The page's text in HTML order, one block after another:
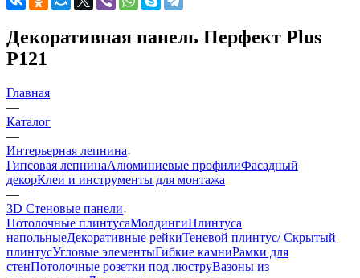
Декоративная панель Перфект Plus
Р121
Главная
—
Каталог
—
Интерьерная лепнина
Гипсовая лепнинаАлюминиевые профилиФасадный
декорКлеи и инструменты для монтажа
—
3D Стеновые панели
Потолочные плинтусаМолдингиПлинтуса
напольныеДекоративные рейкиТеневой плинтус/ Скрытый
плинтусУгловые элементыГибкие камниРамки для
стенПотолочные розетки под люструВазоны из